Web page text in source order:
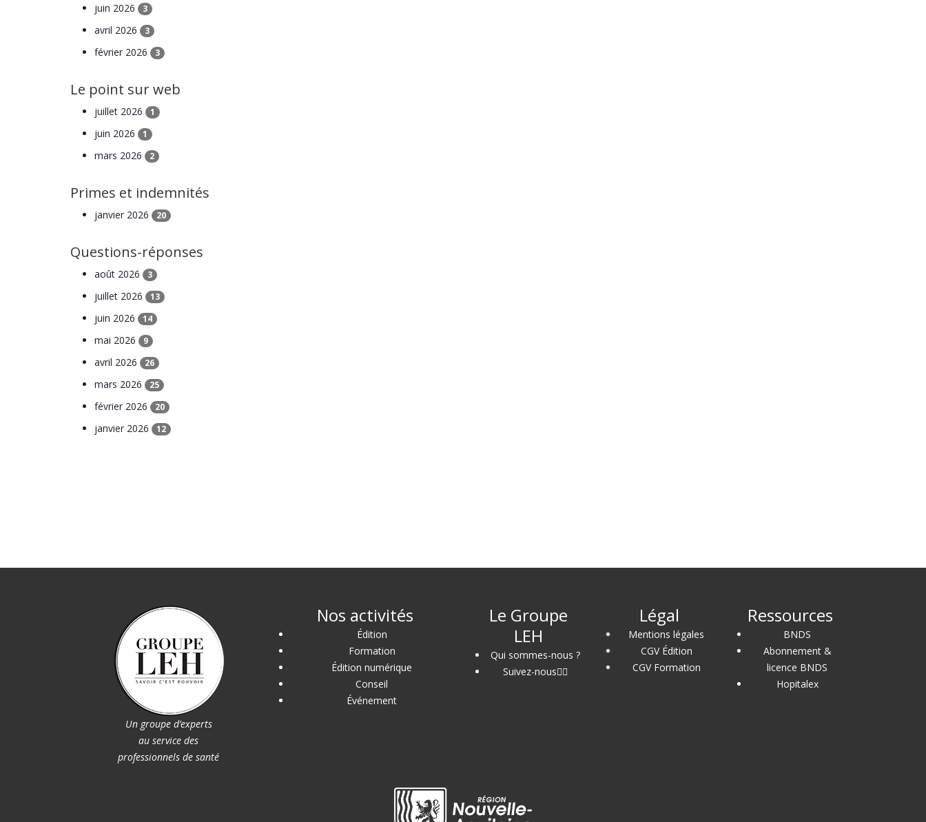
juin 2026 3
avril 2026 3
février 2026 3
Le point sur web
juillet 2026 1
juin 2026 1
mars 2026 2
Primes et indemnités
janvier 2026 20
Questions-réponses
août 2026 3
juillet 2026 13
juin 2026 14
mai 2026 9
avril 2026 26
mars 2026 25
février 2026 20
janvier 2026 12
Un groupe d’experts
au service des
professionnels de santé
Nos activités
Édition
Formation
Édition numérique
Conseil
Événement
Le Groupe
LEH
Qui sommes-nous ?
Suivez-nous
Légal
Mentions légales
CGV Édition
CGV Formation
Ressources
BNDS
Abonnement &
licence BNDS
Hopitalex